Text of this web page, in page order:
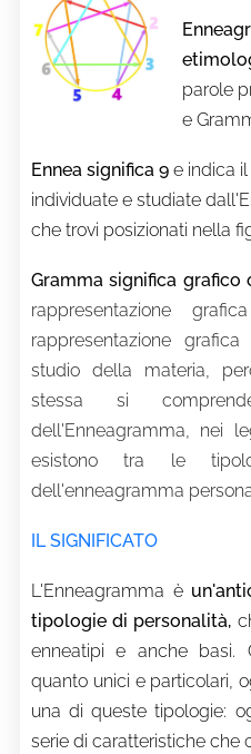
parole
e
Ennea significa 9 e indica
individuate e studiate
che trovi posizionati nella
Gramma significa grafico
rappresentazione
rappresentazione
studio della materia,
stessa si
dell'Enneagramma, nei
esistono tra le
dell'enneagramma
IL SIGNIFICATO
L'Enneagramma è
tipologie di personalità,
enneatipi e anche basi.
quanto unici e particolari,
una di queste tipologie:
serie di caratteristiche che